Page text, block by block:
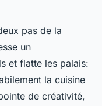
pas de la
un
et flatte les palais:
la cuisine
de créativité,